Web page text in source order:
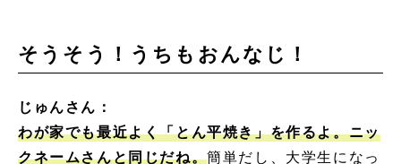
そうそう！うちもおんなじ！
じゅんさん：
わが家でも最近よく「とん平焼き」を作るよ。ニッ
クネームさんと同じだね。簡単だし、大学生になっ